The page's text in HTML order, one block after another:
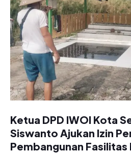
Ketua DPD IWOI Kota
Siswanto Ajukan Izin
Pembangunan Fasilitas